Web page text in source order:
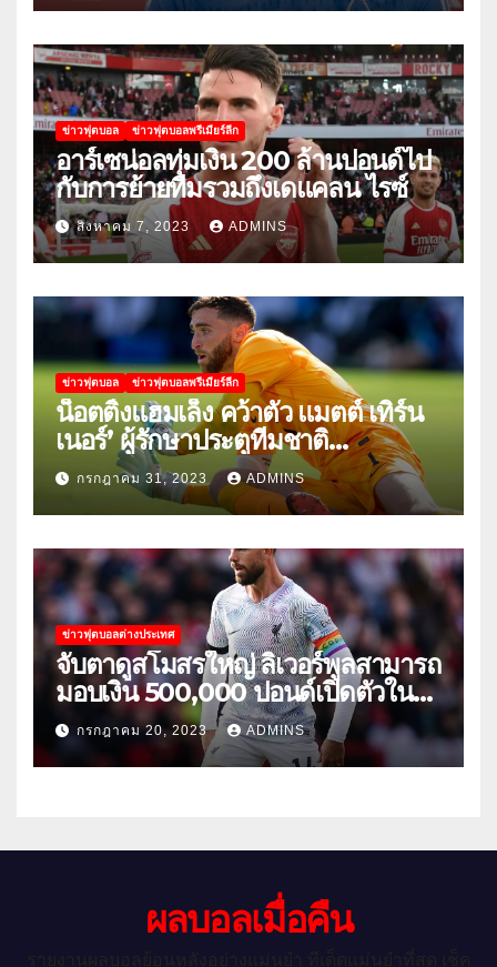
ข่าวฟุตบอล ข่าวฟุตบอลพรีเมียร์ลีก
อาร์เซน่อลทุ่มเงิน 200 ล้านปอนด์ไป
กับการย้ายทีมรวมถึงเดแคลน ไรซ์
สิงหาคม 7, 2023 ADMINS
ข่าวฟุตบอล ข่าวฟุตบอลพรีเมียร์ลีก
น็อตติ้งแฮมเล็ง คว้าตัว แมตต์ เทิร์น
เนอร์’ ผู้รักษาประตูทีมชาติ
สหรัฐอเมริกา
กรกฎาคม 31, 2023 ADMINS
ข่าวฟุตบอลต่างประเทศ
จับตาดูสโมสรใหญ่ ลิเวอร์พูลสามารถ
มอบเงิน 500,000 ปอนด์เปิดตัวใน
เกมกระชับมิตรนัดแรกของฤดูร้อน
กรกฎาคม 20, 2023 ADMINS
ผลบอลเมื่อคืน